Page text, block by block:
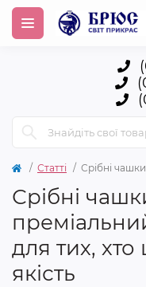
Статті Срібні
Срібні
для тих,
якість